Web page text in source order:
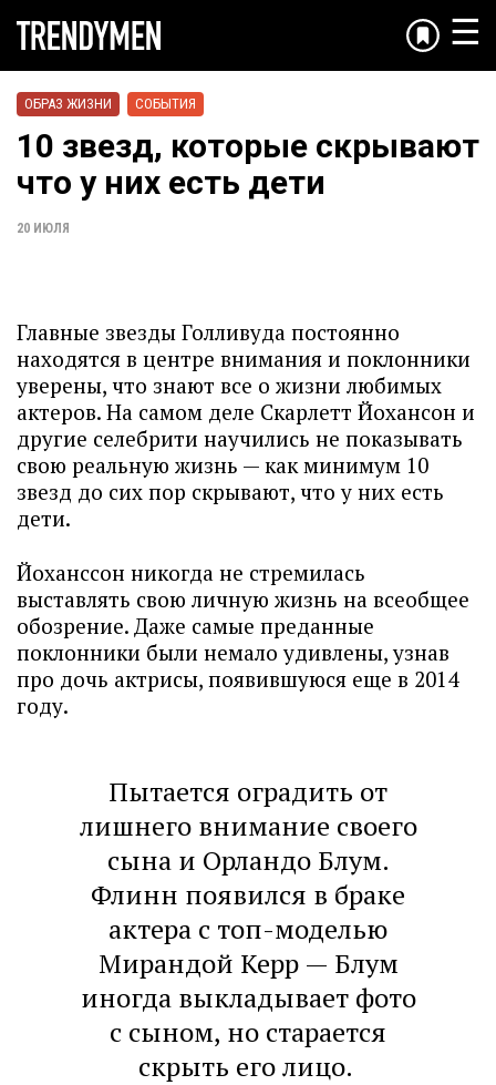
☰
ОБРАЗ ЖИЗНИ СОБЫТИЯ
10 звезд, которые скрывают
что у них есть дети
20 ИЮЛЯ
Главные звезды Голливуда постоянно
находятся в центре внимания и поклонники
уверены, что знают все о жизни любимых
актеров. На самом деле Скарлетт Йохансон и
другие селебрити научились не показывать
свою реальную жизнь — как минимум 10
звезд до сих пор скрывают, что у них есть
дети.
Йоханссон никогда не стремилась
выставлять свою личную жизнь на всеобщее
обозрение. Даже самые преданные
поклонники были немало удивлены, узнав
про дочь актрисы, появившуюся еще в 2014
году.
Пытается оградить от
лишнего внимание своего
сына и Орландо Блум.
Флинн появился в браке
актера с топ-моделью
Мирандой Керр — Блум
иногда выкладывает фото
с сыном, но старается
скрыть его лицо.